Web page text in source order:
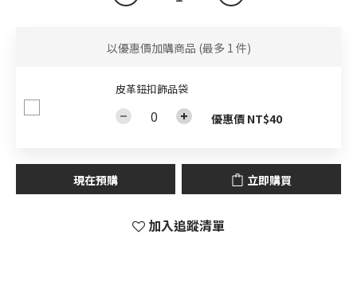
以優惠價加購商品 (最多 1 件)
皮革鈕扣飾品袋
優惠價 NT$40
現在預購 立即購買
加入追蹤清單